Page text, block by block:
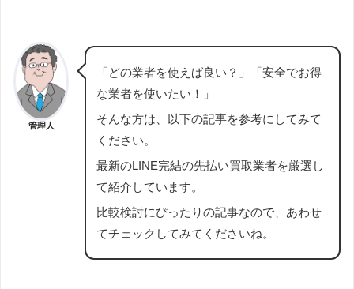
管理人
「どの業者を使えば良い？」「安全でお得
な業者を使いたい！」
そんな方は、以下の記事を参考にしてみて
ください。
最新のLINE完結の先払い買取業者を厳選し
て紹介しています。
比較検討にぴったりの記事なので、あわせ
てチェックしてみてくださいね。